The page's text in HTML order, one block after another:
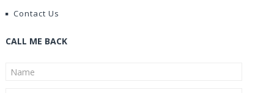
Contact Us
CALL ME BACK